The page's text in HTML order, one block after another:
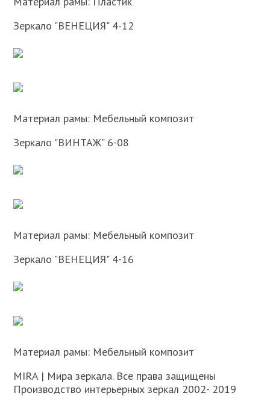
Зеркало "ВЕНЕЦИЯ" 4-12
Материал рамы: Мебельный композит
Зеркало "ВИНТАЖ" 6-08
Материал рамы: Мебельный композит
Зеркало "ВЕНЕЦИЯ" 4-16
Материал рамы: Мебельный композит
MIRA | Мира зеркала. Все права защищены
Производство интерьерных зеркал 2002- 2019